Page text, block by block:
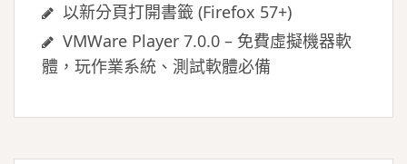
以新分頁打開書籤 (Firefox 57+)
VMWare Player 7.0.0 – 免費虛擬機器軟
體，玩作業系統、測試軟體必備